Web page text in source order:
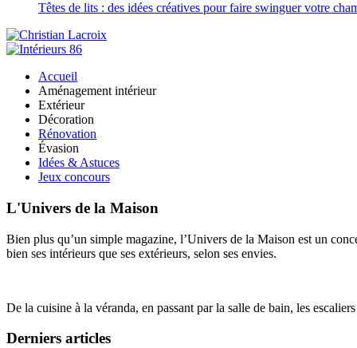
Têtes de lits : des idées créatives pour faire swinguer votre
Accueil
Aménagement intérieur
Extérieur
Décoration
Rénovation
Évasion
Idées & Astuces
Jeux concours
L'Univers de la Maison
Bien plus qu’un simple magazine, l’Univers de la Maison est un
bien ses intérieurs que ses extérieurs, selon ses envies.
De la cuisine à la véranda, en passant par la salle de bain, les
Derniers articles